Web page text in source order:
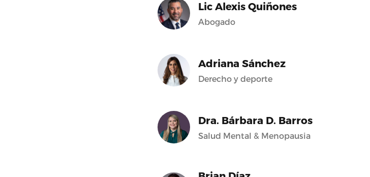
Lic Alexis Quiñones
Abogado
Adriana Sánchez
Derecho y deporte
Dra. Bárbara D. Barros
Salud Mental & Menopausia